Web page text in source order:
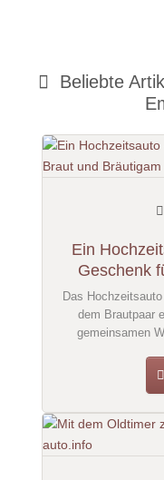
Beliebte
Ein
Geschenk
Das
dem Brautpaar
gemeinsamen